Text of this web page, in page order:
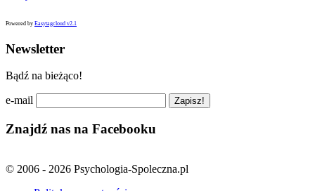
Powered by Easytagcloud v2.1
Newsletter
Bądź na bieżąco!
e-mail
Znajdź nas na Facebooku
© 2006 - 2026 Psychologia-Spoleczna.pl